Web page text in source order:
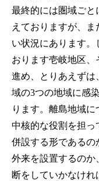
最終的には圏域ごと
えておりますが、
い状況にあります。
おります壱岐地区
進め、とりあえずは
域の3つの地域に感
ります。離島地域
中核的な役割を担っ
併設する形であるの
外来を設置するのか
断をしていかなけ